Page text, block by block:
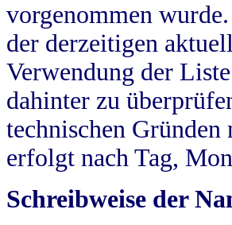
vorgenommen
der derzeitigen
Verwendung der
dahinter zu
technischen
erfolgt nach Tag,
Schreibweise der